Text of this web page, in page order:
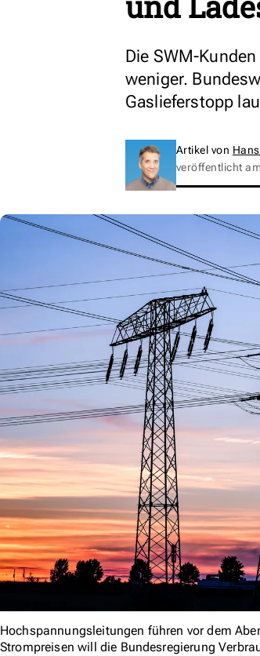
Die SWM-
weniger.
Gaslieferstopp
Artikel von
veröffentlicht am
Hochspannungsleitungen führen vor dem
Strompreisen will die Bundesregierung